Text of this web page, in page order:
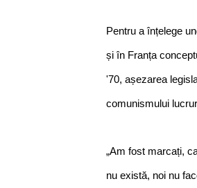
Pentru a înțelege
și în Franța
'70, așezarea
comunismului
„Am fost marcați,
nu există, noi nu